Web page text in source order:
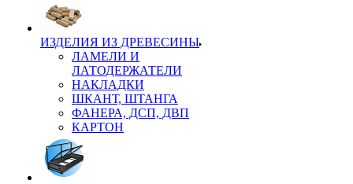
ИЗДЕЛИЯ ИЗ ДРЕВЕСИНЫ
ЛАМЕЛИ И
ЛАТОДЕРЖАТЕЛИ
НАКЛАДКИ
ШКАНТ, ШТАНГА
ФАНЕРА, ДСП, ДВП
КАРТОН